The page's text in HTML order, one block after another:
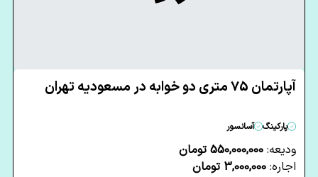
آپارتمان 75 متری دو خوابه در مسعودیه تهران
پارکینگ آسانسور
ودیعه: 550,000,000 تومان
اجاره: 3,000,000 تومان